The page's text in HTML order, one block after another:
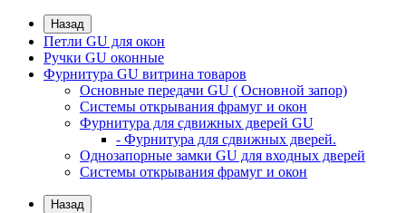
Назад
Петли GU для окон
Ручки GU оконные
Фурнитура GU витрина товаров
Основные передачи GU ( Основной запор)
Системы открывания фрамуг и окон
Фурнитура для сдвижных дверей GU
- Фурнитура для сдвижных дверей.
Однозапорные замки GU для входных дверей
Системы открывания фрамуг и окон
Назад